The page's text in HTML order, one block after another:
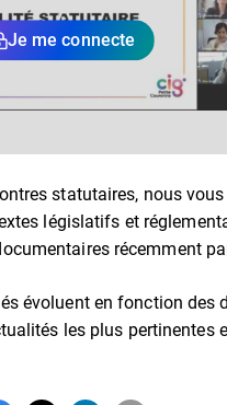
Je me connecte
statutaires, nous
législatifs et
récemment
évoluent en fonction des
les plus pertinentes